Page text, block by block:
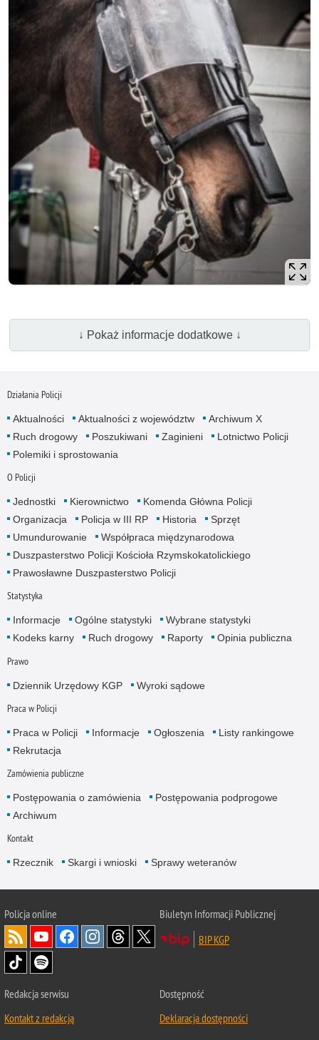
↓ Pokaż informacje dodatkowe ↓
Działania Policji
Aktualności Aktualności z województw
Archiwum X
Ruch drogowy
Poszukiwani Zaginieni
Lotnictwo Policji
Polemiki i sprostowania
O Policji
Jednostki Kierownictwo
Komenda Główna Policji
Organizacja
Policja w III RP Historia
Sprzęt
Umundurowanie
Współpraca międzynarodowa
Duszpasterstwo Policji Kościoła Rzymskokatolickiego
Prawosławne Duszpasterstwo Policji
Statystyka
Informacje Ogólne statystyki
Wybrane statystyki
Kodeks karny
Ruch drogowy Raporty Opinia publiczna
Prawo
Dziennik Urzędowy KGP Wyroki sądowe
Praca w Policji
Praca w Policji Informacje Ogłoszenia
Listy rankingowe
Rekrutacja
Zamówienia publiczne
Postępowania o zamówienia
Postępowania podprogowe
Archiwum
Kontakt
Rzecznik Skargi i wnioski Sprawy weteranów
Policjaonline
Biuletyn Informacji Publicznej
BIP KGP
Redakcja serwisu
Kontakt z redakcją
Dostępność
Deklaracja dostępności